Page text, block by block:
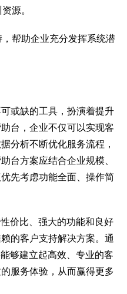
源。
帮助企业充分发挥系统潜
或缺的工具，扮演着提升
台，企业不仅可以实现客
分析不断优化服务流程，
台方案应结合企业规模、
先考虑功能全面、操作简
价比、强大的功能和良好
的客户支持解决方案。通
够建立起高效、专业的客
服务体验，从而赢得更多